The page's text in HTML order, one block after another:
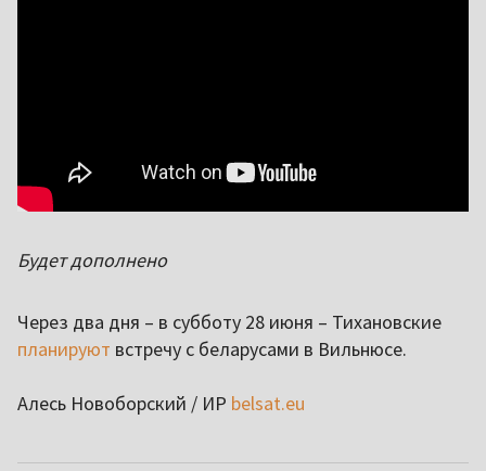
Будет дополнено
Через два дня – в субботу 28 июня – Тихановские
планируют встречу с беларусами в Вильнюсе.
Алесь Новоборский / ИР belsat.eu